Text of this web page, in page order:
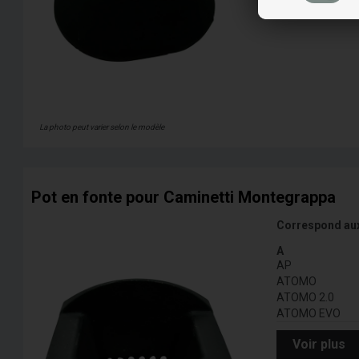
La photo peut varier selon le modèle
Pot en fonte pour Caminetti Montegrappa
Correspond
A
AP
ATOMO
ATOMO 2.0
ATOMO EVO
Voir plus